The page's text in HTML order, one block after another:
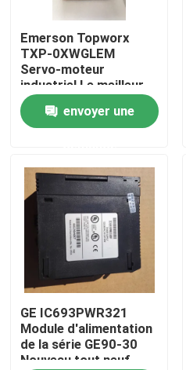
Maison
Produits
Au sujet de nous
Visite d'usine
Emerson Topworx
TXP-0XWGLEM
Servo-moteur
industriel Le meilleur
prix
envoyer une
GE IC693PWR321
Module d'alimentation
de la série GE90-30
Nouveau tout neuf